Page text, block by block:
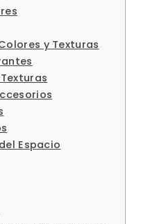
y Texturas
Espacio